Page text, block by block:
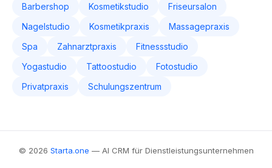
Barbershop Kosmetikstudio
Friseursalon
Nagelstudio
Kosmetikpraxis
Massagepraxis
Spa
Zahnarztpraxis
Fitnessstudio
Yogastudio
Tattoostudio
Fotostudio
Privatpraxis
Schulungszentrum
© 2026 Starta.one — AI CRM für Dienstleistungsunternehmen